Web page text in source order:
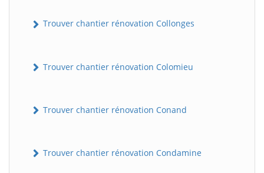
Trouver chantier rénovation Collonges
Trouver chantier rénovation Colomieu
Trouver chantier rénovation Conand
Trouver chantier rénovation Condamine